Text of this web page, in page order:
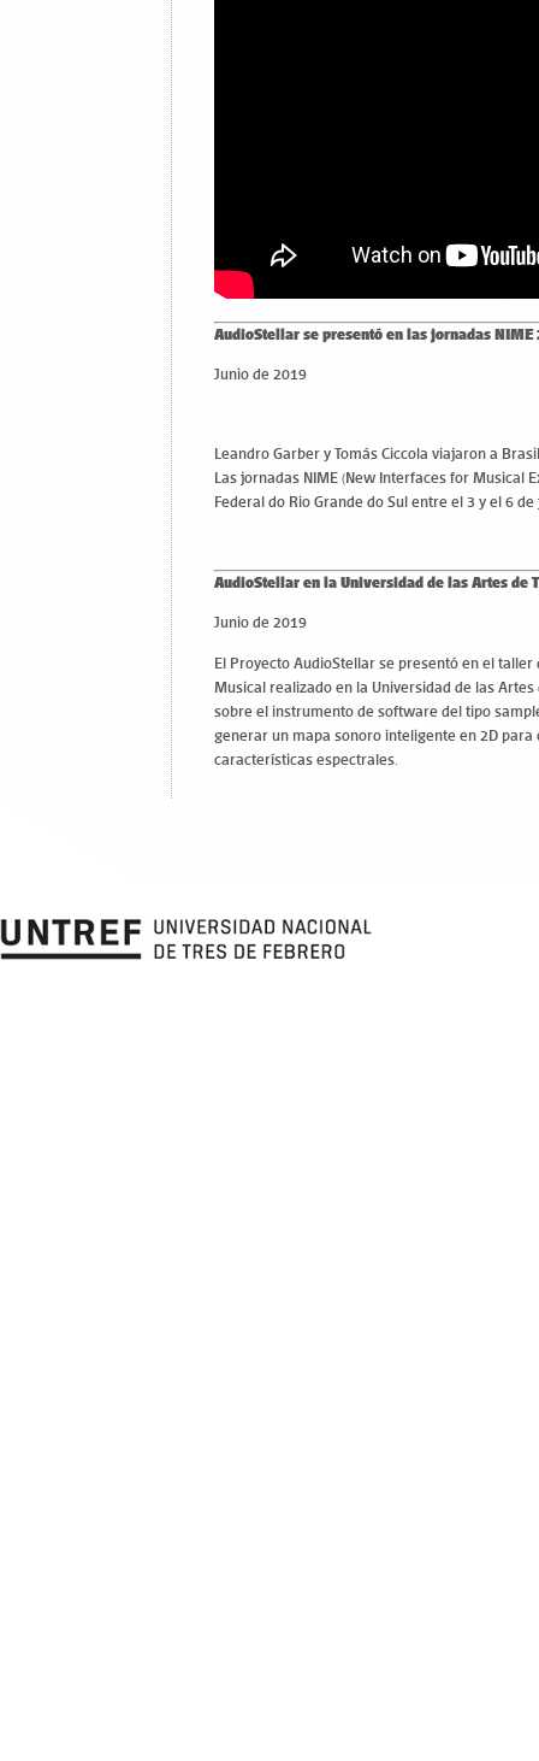
AudioStellar se presentó en las jornadas NIME
Junio de 2019
Leandro Garber y Tomás Ciccola viajaron a
Las jornadas NIME (New Interfaces for Musical
Federal do Rio Grande do Sul entre el 3 y el 6
AudioStellar en la Universidad de las Artes de
Junio de 2019
El Proyecto AudioStellar se presentó en el
Musical realizado en la Universidad de las
sobre el instrumento de software del tipo
generar un mapa sonoro inteligente en 2D
características espectrales.